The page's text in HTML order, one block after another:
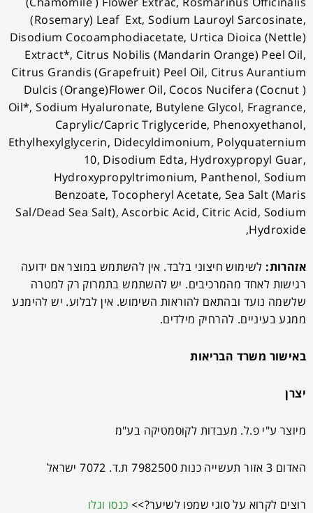
(Rosemary) Leaf Ext, Sodium Lauroyl Sarcosinate,
Disodium Cocoamphodiacetate, Urtica Dioica (Nettle)
Extract*, Citrus Nobilis (Mandarin Orange) Peel Oil,
Citrus Grandis (Grapefruit) Peel Oil, Citrus Aurantium
Dulcis (Orange)Flower Oil, Cocos Nucifera (Cocnut )
Oil*, Sodium Hyaluronate, Butylene Glycol, Fragrance,
Caprylic/Capric Triglyceride, Phenoxyethanol,
Ethylhexylglycerin, Didecyldimonium, Polyquaternium
10, Disodium Edta, Hydroxypropyl Guar,
Hydroxypropyltrimonium, Panthenol, Sodium
Benzoate, Tocopheryl Acetate, Sea Salt (Maris
Sal/Dead Sea Salt), Ascorbic Acid, Citric Acid, Sodium
Hydroxide,
אזהרות: לשימוש חיצוני בלבד. אין להשתמש במוצר אם ידועה
רגישות לאחד מהמרכיבים. יש להשתמש בתמרוק רק למטרה
שלשמה נועד ובהתאם להוראות השימוש. אין לבלוע. יש להימנע
ממגע בעיניים. להרחיק מילדים.
באישור משרד הבריאות
יצרן
מיוצר ע"י פ.ל. מעבדות לקוסמטיקה בע"מ
האדום 3 אזור תעשייה כנות 7982500 ת.ד. 7072 ישראל
רוצים לקרוא על סוגי שמפו לשיער?>> כנסו וגלו